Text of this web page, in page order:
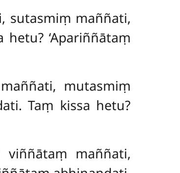
sutasmiṃ maññati,
‘Apariññātaṃ
mutasmiṃ
Taṃ kissa hetu?
viññātaṃ maññati,